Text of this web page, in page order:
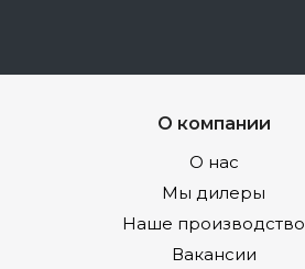
О компании
О нас
Мы дилеры
Наше производство
Вакансии